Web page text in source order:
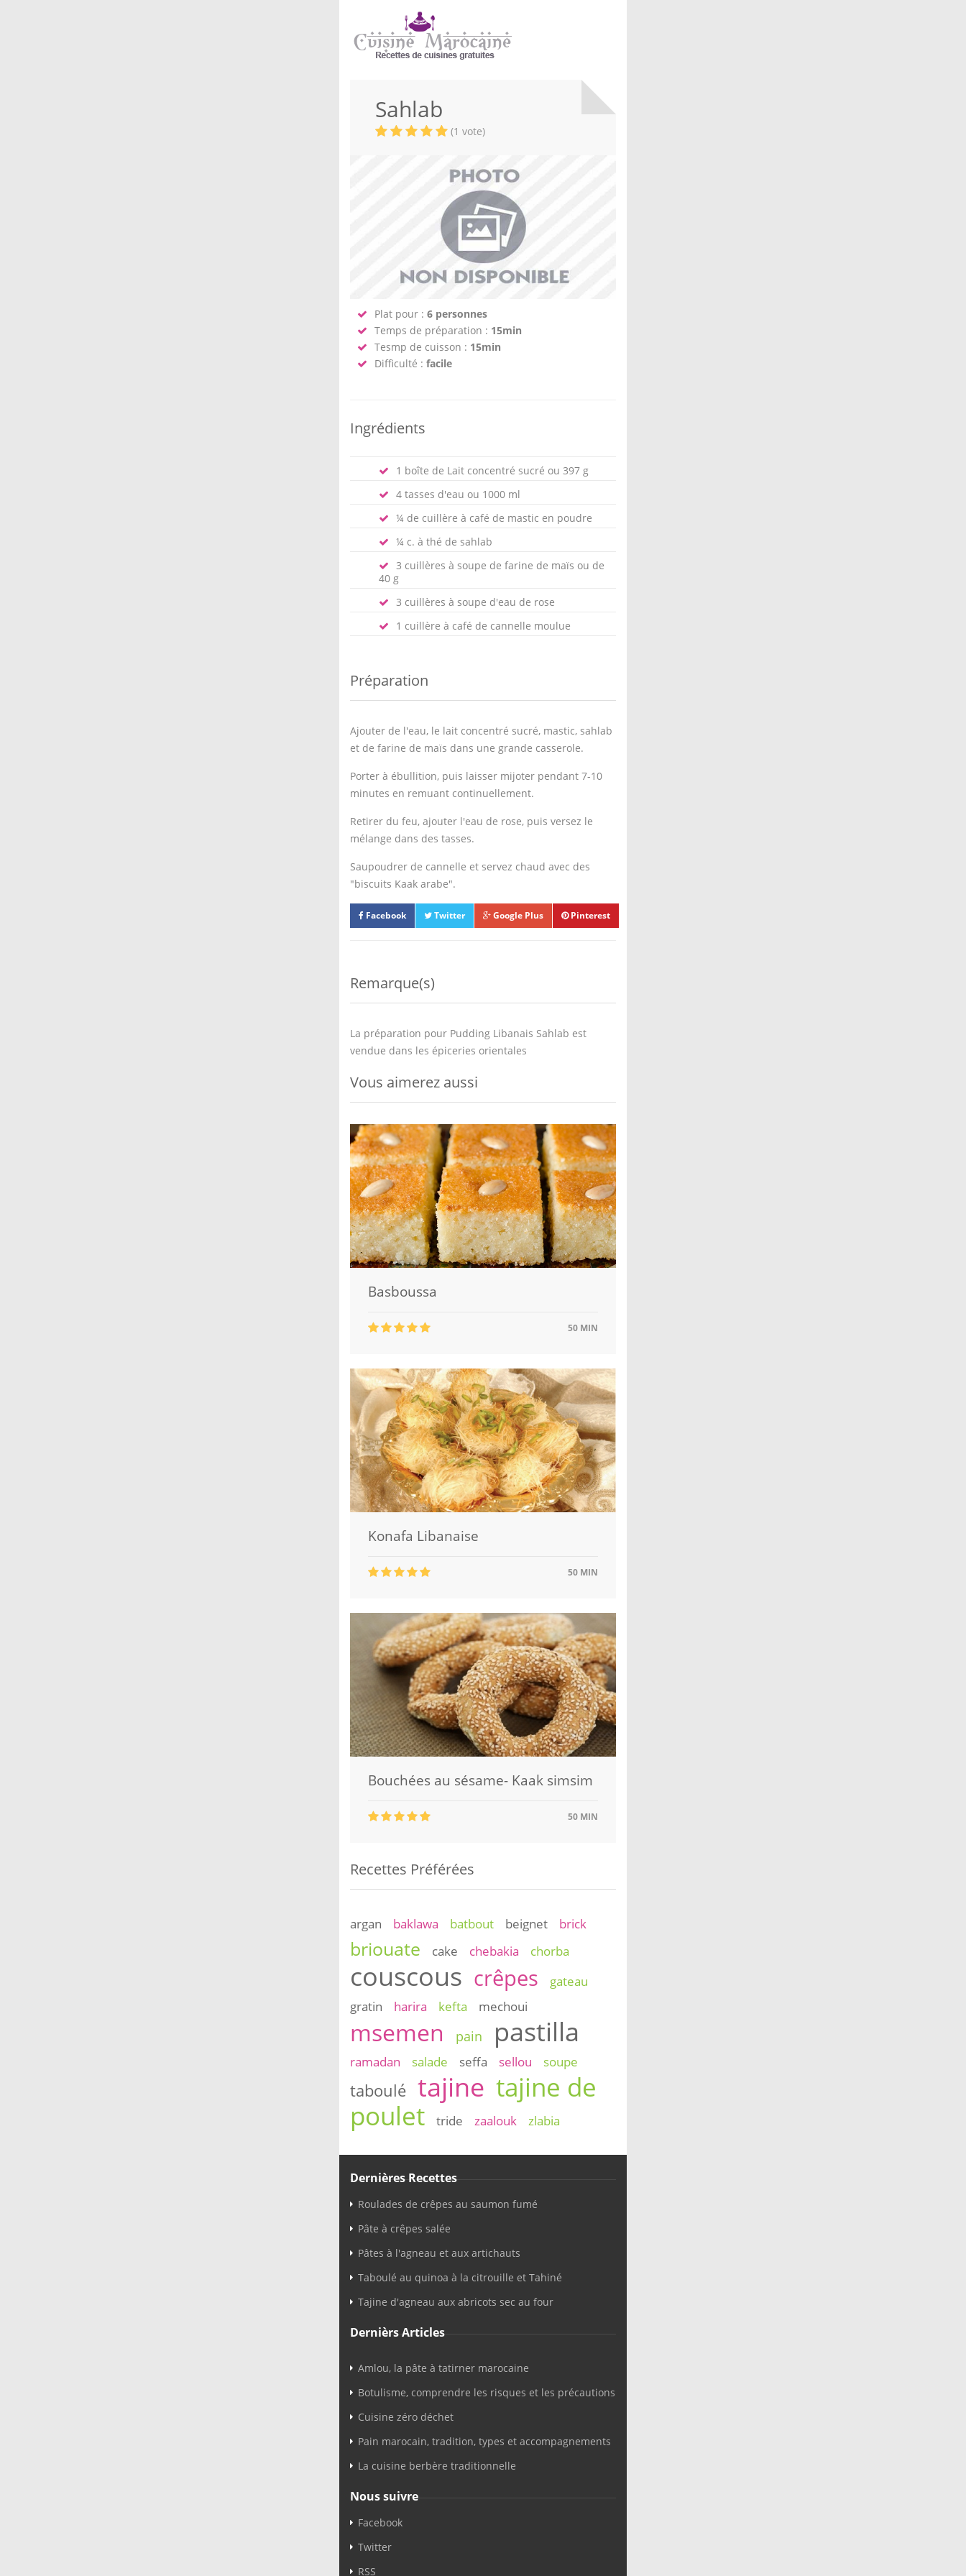
Sahlab
(1 vote)
Plat pour : 6 personnes
Temps de préparation : 15min
Tesmp de cuisson : 15min
Difficulté : facile
Ingrédients
1 boîte de Lait concentré sucré ou 397 g
4 tasses d'eau ou 1000 ml
¼ de cuillère à café de mastic en poudre
¼ c. à thé de sahlab
3 cuillères à soupe de farine de maïs ou de
40 g
3 cuillères à soupe d'eau de rose
1 cuillère à café de cannelle moulue
Préparation
Ajouter de l'eau, le lait concentré sucré, mastic, sahlab
et de farine de maïs dans une grande casserole.
Porter à ébullition, puis laisser mijoter pendant 7-10
minutes en remuant continuellement.
Retirer du feu, ajouter l'eau de rose, puis versez le
mélange dans des tasses.
Saupoudrer de cannelle et servez chaud avec des
"biscuits Kaak arabe".
Facebook Twitter Google Plus Pinterest
Remarque(s)
La préparation pour Pudding Libanais Sahlab est
vendue dans les épiceries orientales
Vous aimerez aussi
Basboussa
50 MIN
Konafa Libanaise
50 MIN
Bouchées au sésame- Kaak simsim
50 MIN
Recettes Préférées
argan baklawa batbout beignet brick
briouate cake chebakia chorba
couscous crêpes
gateau
gratin
harira kefta mechoui
msemen pain pastilla
ramadan salade seffa sellou soupe
taboulé tajine tajine de
poulet
tride zaalouk zlabia
Dernières Recettes
Roulades de crêpes au saumon fumé
Pâte à crêpes salée
Pâtes à l'agneau et aux artichauts
Taboulé au quinoa à la citrouille et Tahiné
Tajine d'agneau aux abricots sec au four
Dernièrs Articles
Amlou, la pâte à tatirner marocaine
Botulisme, comprendre les risques et les précautions
Cuisine zéro déchet
Pain marocain, tradition, types et accompagnements
La cuisine berbère traditionnelle
Nous suivre
Facebook
Twitter
RSS